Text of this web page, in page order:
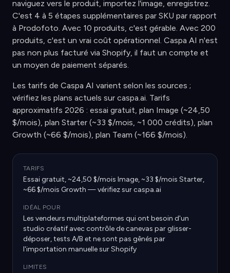
naviguez vers le produit, importez l'image, enregistrez.
C'est 4 à 5 étapes supplémentaires par SKU par rapport
à Prodofoto. Avec 10 produits, c'est gérable. Avec 200
produits, c'est un vrai coût opérationnel. Caspa AI n'est
pas non plus facturé via Shopify, il faut un compte et
un moyen de paiement séparés.
Les tarifs de Caspa AI varient selon les sources ;
vérifiez les plans actuels sur caspa.ai. Tarifs
approximatifs 2026 : essai gratuit, plan Image (~24,50
$/mois), plan Starter (~33 $/mois, ~1 000 crédits), plan
Growth (~66 $/mois), plan Team (~166 $/mois).
TARIFS
Essai gratuit, ~24,50 $/mois Image, ~33 $/mois Starter,
~66 $/mois Growth — vérifiez sur caspa.ai
IDÉAL POUR
Les vendeurs multiplateformes qui ont besoin d'un
studio créatif avec contrôle de canevas par glisser-
déposer, tests A/B et ne sont pas gênés par
l'importation manuelle sur Shopify
LIMITES